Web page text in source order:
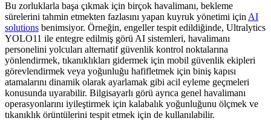
Bu zorluklarla başa çıkmak için birçok havalimanı, bekleme
sürelerini tahmin etmekten fazlasını yapan kuyruk yönetimi için AI
solutions benimsiyor. Örneğin, engeller tespit edildiğinde, Ultralytics
YOLO11 ile entegre edilmiş görü AI sistemleri, havalimanı
personelini yolcuları alternatif güvenlik kontrol noktalarına
yönlendirmek, tıkanıklıkları gidermek için mobil güvenlik ekipleri
görevlendirmek veya yoğunluğu hafifletmek için biniş kapısı
atamalarını dinamik olarak ayarlamak gibi acil eyleme geçmeleri
konusunda uyarabilir. Bilgisayarlı görü ayrıca genel havalimanı
operasyonlarını iyileştirmek için kalabalık yoğunluğunu ölçmek ve
tıkanıklık örüntülerini tespit etmek için de kullanılabilir.